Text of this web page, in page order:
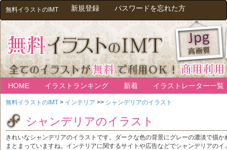
無料イラストのIMT 新規登録 パスワードを忘れた方
HOME イラストランキング 新着 イラストレーター一覧
無料イラストのIMT > インテリア >> シャンデリアのイラスト
シャンデリアのイラスト
きれいなシャンデリアのイラストです。ダークな色の背景にグレーの濃淡で描
まとまっていますね。インテリアに関するサイトや広告などでシャンデリアの